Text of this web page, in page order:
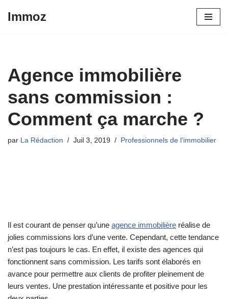
Immoz
Agence immobilière
sans commission :
Comment ça marche ?
par La Rédaction Juil 3, 2019 Professionnels de l'immobilier
Il est courant de penser qu’une agence immobilière réalise de
jolies commissions lors d’une vente. Cependant, cette tendance
n’est pas toujours le cas. En effet, il existe des agences qui
fonctionnent sans commission. Les tarifs sont élaborés en
avance pour permettre aux clients de profiter pleinement de
leurs ventes. Une prestation intéressante et positive pour les